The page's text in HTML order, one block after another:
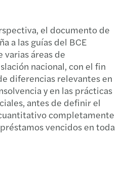
el documento de
a las guías del BCE
áreas de
nacional, con el fin
diferencias relevantes en
y en las prácticas
antes de definir el
completamente
vencidos en toda